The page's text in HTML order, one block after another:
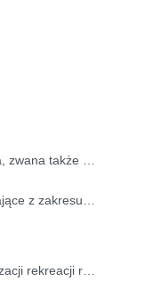
Motywacja do realizacji rekreacji ruchowej w czasi...